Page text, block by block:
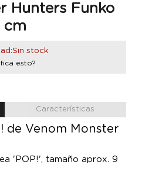
Hunters Funko
cm
stock
esto?
Características
de Venom Monster
'POP!', tamaño aprox. 9